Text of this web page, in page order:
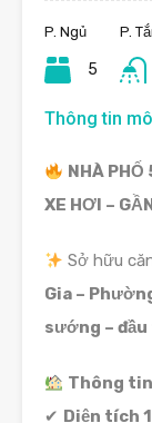
P. Ngủ
5
P.
Thông tin
NHÀ PHỐ
XE HƠI –
Sở hữu
Gia –
sướng –
Thông
✔ Diện tích